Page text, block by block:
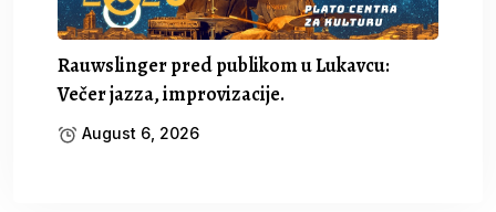
Rauwslinger pred publikom u Lukavcu:
Večer jazza, improvizacije.
August 6, 2026